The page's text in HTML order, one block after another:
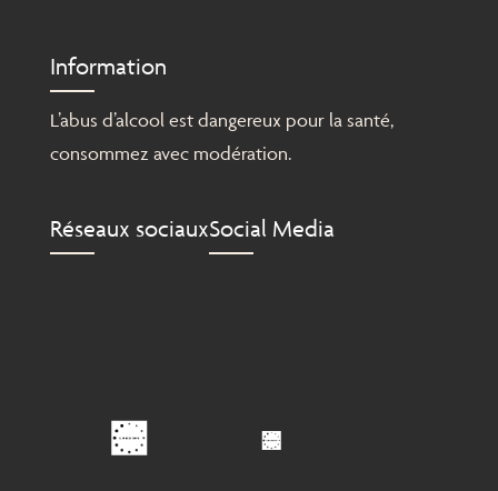
Information
L’abus d’alcool est dangereux pour la santé,
consommez avec modération.
Réseaux sociauxSocial Media